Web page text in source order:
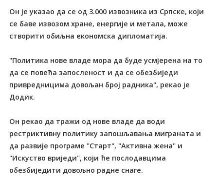
Он је указао да се од 3.000 извозника из Српске, који
се баве извозом хране, енергије и метала, може
створити обиљна економска дипломатија.
"Политика нове владе мора да буде усмјерена на то
да се повећа запосленост и да се обезбиједи
привредницима довољан број радника", рекао је
Додик.
Он рекао да тражи од нове владе да води
рестриктивну политику запошљавања миграната и
да развије програме "Старт", "Активна жена" и
"Искуство вриједи", који ће послодавцима
обезбиједити довољно радне снаге.